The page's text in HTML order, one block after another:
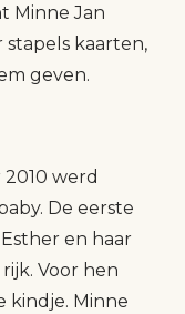
Minne Jan
stapels kaarten,
geven.
werd
De eerste
en haar
Voor hen
kindje. Minne